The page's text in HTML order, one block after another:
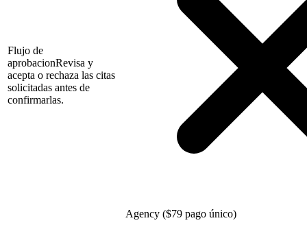
Flujo de
aprobacionRevisa y
acepta o rechaza las citas
solicitadas antes de
confirmarlas.
Agency ($79 pago único)